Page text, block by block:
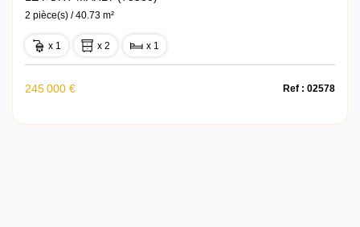
2 pièce(s) / 40.73 m²
x 1 x 2 x 1
245 000 € Ref : 02578